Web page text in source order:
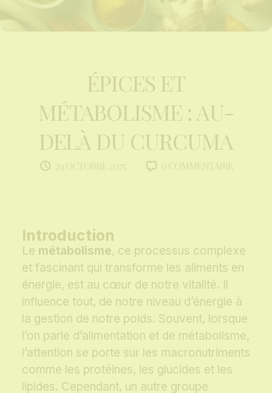
ÉPICES ET
MÉTABOLISME : AU-
DELÀ DU CURCUMA
29 OCTOBRE 2025 0 COMMENTAIRE
Introduction
Le métabolisme, ce processus complexe
et fascinant qui transforme les aliments en
énergie, est au cœur de notre vitalité. Il
influence tout, de notre niveau d’énergie à
la gestion de notre poids. Souvent, lorsque
l’on parle d’alimentation et de métabolisme,
l’attention se porte sur les macronutriments
comme les protéines, les glucides et les
lipides. Cependant, un autre groupe